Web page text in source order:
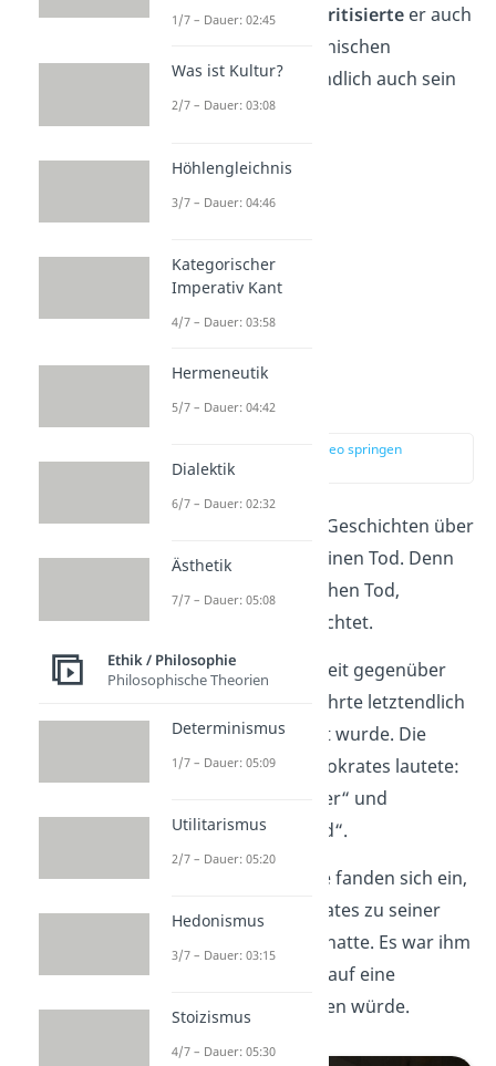
öffentlichen Dialogen
kritisierteer auch
immer wieder die griechischen
Autoritäten, was letztendlich auch sein
Todesurteil sein sollte.
Sokrates‘ Tod
zur Stelle im Video springen
(02:17)
Eine der bekanntesten Geschichten über
Sokrates ist die über seinen Tod. Denn
er starb keinen natürlichen Tod,
sondern wurde hingerichtet.
Sokrates Respektlosigkeit gegenüber
wichtigen Menschen führte letztendlich
dazu, dass er angeklagt wurde. Die
konkreteAnklage
für Sokrates lautete:
„Missachtung der Götter“ und
„Verführung der Jugend“.
Rund 500 Geschworene fanden sich ein,
um zu hören, was Sokrates zu seiner
Verteidigung zu sagen hatte. Es war ihm
egal, dass dieses Urteil auf eine
Todesstrafe
hinauslaufen würde.
1/7 – Dauer: 02:45
Was ist Kultur?
2/7 – Dauer: 03:08
Höhlengleichnis
3/7 – Dauer: 04:46
Kategorischer
Imperativ Kant
4/7 – Dauer: 03:58
Hermeneutik
5/7 – Dauer: 04:42
Dialektik
6/7 – Dauer: 02:32
Ästhetik
7/7 – Dauer: 05:08
Ethik / Philosophie
Philosophische Theorien
Determinismus
1/7 – Dauer: 05:09
Utilitarismus
2/7 – Dauer: 05:20
Hedonismus
3/7 – Dauer: 03:15
Stoizismus
4/7 – Dauer: 05:30